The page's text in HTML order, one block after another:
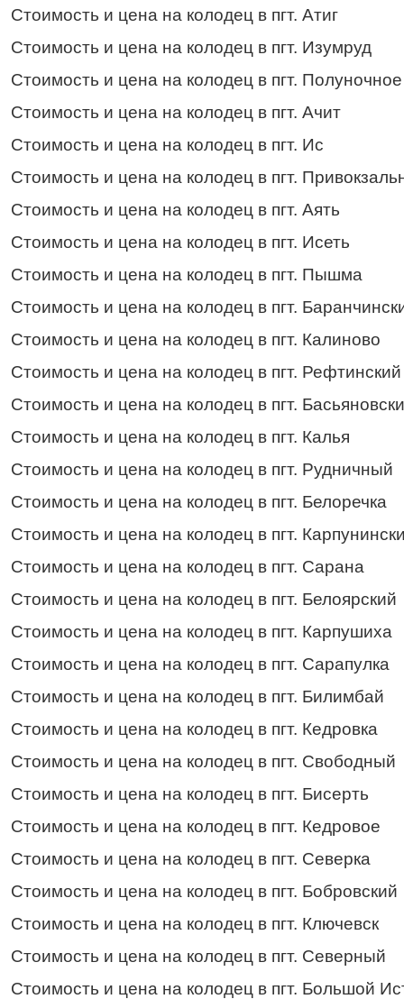
Стоимость и цена на колодец в пгт. Атиг
Стоимость и цена на колодец в пгт. Изумруд
Стоимость и цена на колодец в пгт. Полуночное
Стоимость и цена на колодец в пгт. Ачит
Стоимость и цена на колодец в пгт. Ис
Стоимость и цена на колодец в пгт.
Стоимость и цена на колодец в пгт. Аять
Стоимость и цена на колодец в пгт. Исеть
Стоимость и цена на колодец в пгт. Пышма
Стоимость и цена на колодец в пгт.
Стоимость и цена на колодец в пгт. Калиново
Стоимость и цена на колодец в пгт. Рефтинский
Стоимость и цена на колодец в пгт.
Стоимость и цена на колодец в пгт. Калья
Стоимость и цена на колодец в пгт. Рудничный
Стоимость и цена на колодец в пгт. Белоречка
Стоимость и цена на колодец в пгт.
Стоимость и цена на колодец в пгт. Сарана
Стоимость и цена на колодец в пгт. Белоярский
Стоимость и цена на колодец в пгт. Карпушиха
Стоимость и цена на колодец в пгт. Сарапулка
Стоимость и цена на колодец в пгт. Билимбай
Стоимость и цена на колодец в пгт. Кедровка
Стоимость и цена на колодец в пгт. Свободный
Стоимость и цена на колодец в пгт. Бисерть
Стоимость и цена на колодец в пгт. Кедровое
Стоимость и цена на колодец в пгт. Северка
Стоимость и цена на колодец в пгт. Бобровский
Стоимость и цена на колодец в пгт. Ключевск
Стоимость и цена на колодец в пгт. Северный
Стоимость и цена на колодец в пгт. Большой